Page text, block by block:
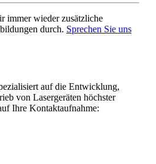
immer wieder zusätzliche
durch. Sprechen Sie uns
auf die Entwicklung,
von Lasergeräten höchster
Ihre Kontaktaufnahme: